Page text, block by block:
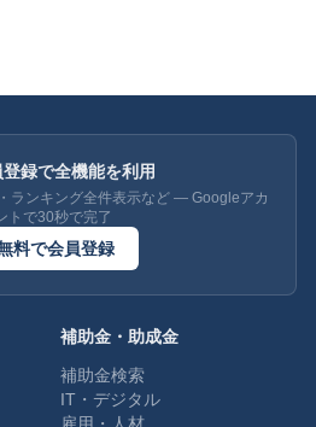
録で全機能を利用
ランキング全件表示など — Googleアカ
トで30秒で完了
料で会員登録
補助金・助成金
補助金検索
IT・デジタル